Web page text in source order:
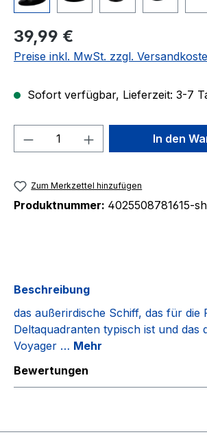
Regulärer Preis:
39,99 €
Preise inkl. MwSt. zzgl.
Sofort verfügbar, Lieferzeit: 3-7
Produkt Anzahl: Gib den
In den
Zum Merkzettel hinzufügen
Produktnummer: 4025508781615-
Beschreibung
das außerirdische Schiff, das für die
Deltaquadranten typisch ist und das
Voyager … Mehr
Bewertungen